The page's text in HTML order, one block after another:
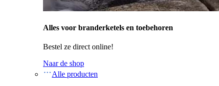
Alles voor branderketels en toebehoren
Bestel ze direct online!
Naar de shop
Alle producten